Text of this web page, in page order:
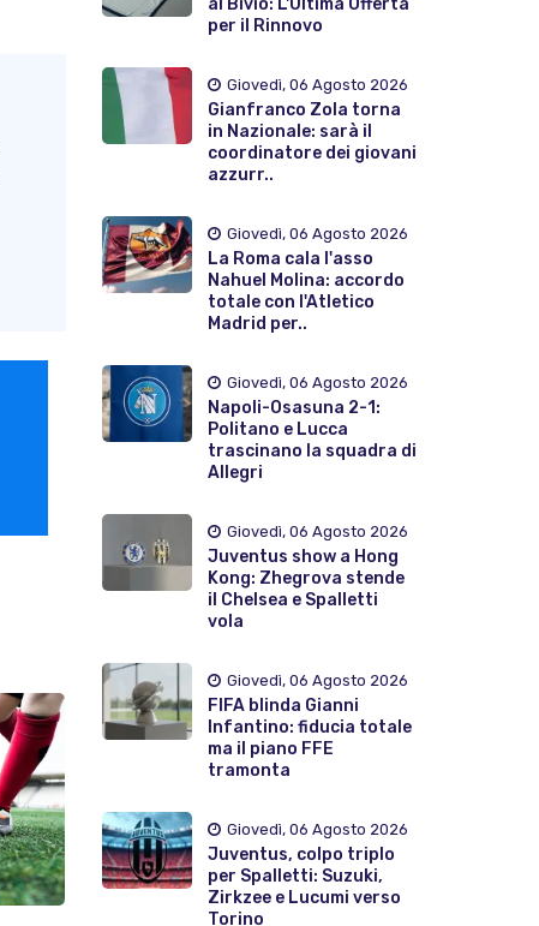
al Bivio: L'Ultima Offerta
per il Rinnovo
Giovedì, 06 Agosto 2026
Gianfranco Zola torna
in Nazionale: sarà il
coordinatore dei giovani
azzurr..
Giovedì, 06 Agosto 2026
La Roma cala l'asso
Nahuel Molina: accordo
totale con l'Atletico
Madrid per..
Giovedì, 06 Agosto 2026
Napoli-Osasuna 2-1:
Politano e Lucca
trascinano la squadra di
Allegri
Giovedì, 06 Agosto 2026
Juventus show a Hong
Kong: Zhegrova stende
il Chelsea e Spalletti
vola
Giovedì, 06 Agosto 2026
FIFA blinda Gianni
Infantino: fiducia totale
ma il piano FFE
tramonta
Giovedì, 06 Agosto 2026
Juventus, colpo triplo
per Spalletti: Suzuki,
Zirkzee e Lucumi verso
Torino